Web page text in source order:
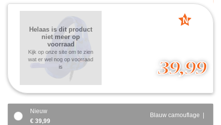
39,99
Helaas is dit product
niet meer op
voorraad
Kijk op onze site om te zien
wat er wel nog op voorraad
is
N
Nieuw
€ 39,99
Blauw camouflage |